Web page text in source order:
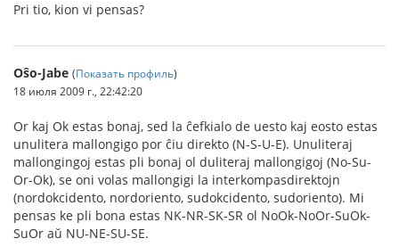
Pri tio, kion vi pensas?
Oŝo-Jabe (Показать профиль)
18 июля 2009 г., 22:42:20
Or kaj Ok estas bonaj, sed la ĉefkialo de uesto kaj eosto estas
unulitera mallongigo por ĉiu direkto (N-S-U-E). Unuliteraj
mallongingoj estas pli bonaj ol duliteraj mallongigoj (No-Su-
Or-Ok), se oni volas mallongigi la interkompasdirektojn
(nordokcidento, nordoriento, sudokcidento, sudoriento). Mi
pensas ke pli bona estas NK-NR-SK-SR ol NoOk-NoOr-SuOk-
SuOr aŭ NU-NE-SU-SE.